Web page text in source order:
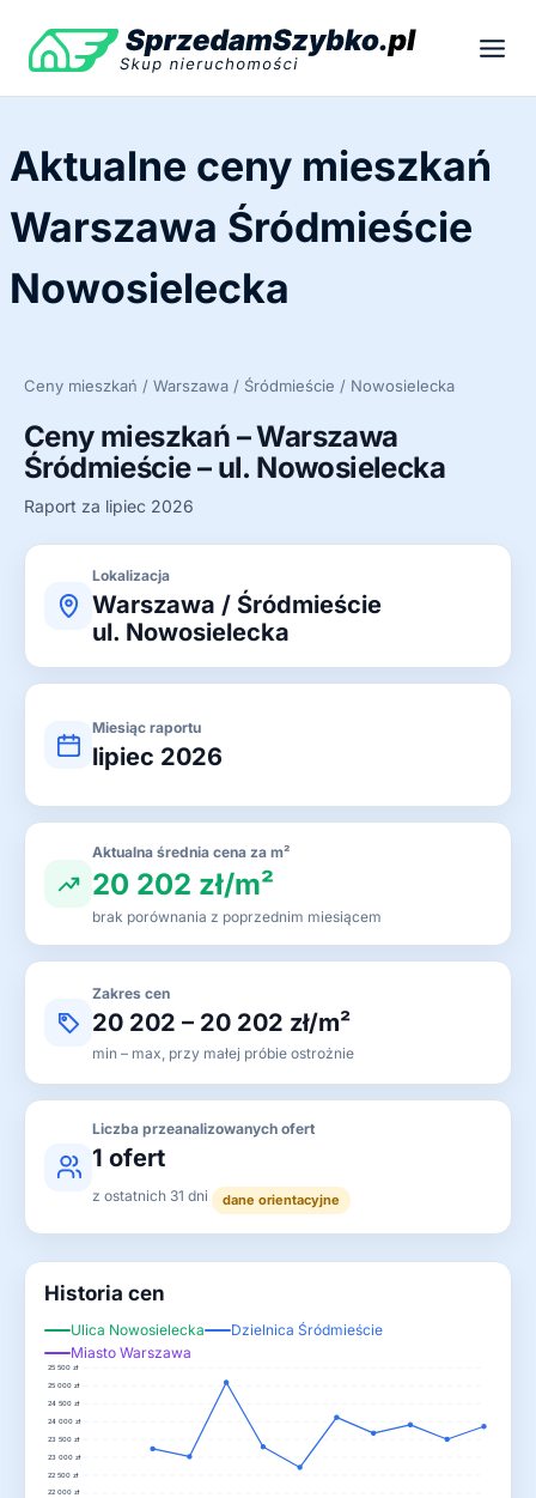
treści
Aktualne ceny mieszkań
Warszawa Śródmieście
Nowosielecka
Ceny mieszkań / Warszawa / Śródmieście / Nowosielecka
Ceny mieszkań – Warszawa
Śródmieście – ul. Nowosielecka
Raport za lipiec 2026
Lokalizacja
Warszawa / Śródmieście
ul. Nowosielecka
Miesiąc raportu
lipiec 2026
Aktualna średnia cena za m²
20 202 zł/m²
brak porównania z poprzednim miesiącem
Zakres cen
20 202 – 20 202 zł/m²
min – max, przy małej próbie ostrożnie
Liczba przeanalizowanych ofert
1 ofert
z ostatnich 31 dni dane orientacyjne
Historia cen
Ulica Nowosielecka
Dzielnica Śródmieście
Miasto Warszawa
22 000 zł
22 500 zł
23 000 zł
23 500 zł
24 000 zł
24 500 zł
25 000 zł
25 500 zł